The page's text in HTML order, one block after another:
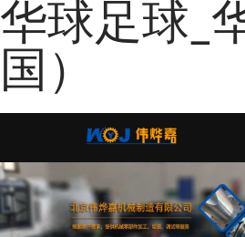
华球足球_
国）